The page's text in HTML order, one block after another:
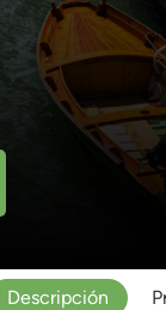
Descripción